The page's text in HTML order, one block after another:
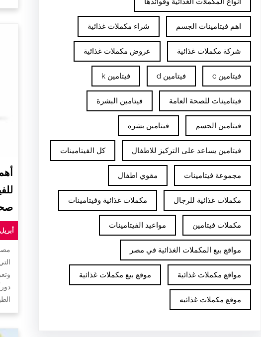
اهم فيتامينات الجسم شراء مكملات غذائية
شركة مكملات غذائية عروض مكملات غذائية
فيتامين c فيتامين d فيتامين k
فيتامينات للصحة العامة فيتامين البشرة
فيتامين الجسم فيتامين بشره
فيتامين يساعد على التركيز للاطفال كل الفيتامينات
مجموعة فيتامينات مقوي اطفال
مكملات غذائية للرجال مكملات غذائية وفيتامينات
مكملات فيتامين مواعيد الفيتامينات
مواقع بيع المكملات الغذائية في مصر
مواقع مكملات غذائية موقع بيع مكملات غذائية
موقع مكملات غذائيه
أبريل 28, 2025